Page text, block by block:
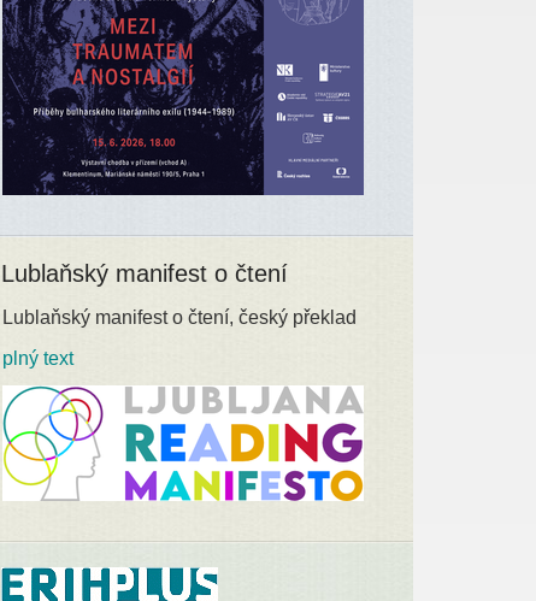
Lublaňský manifest o čtení
Lublaňský manifest o čtení, český překlad
plný text